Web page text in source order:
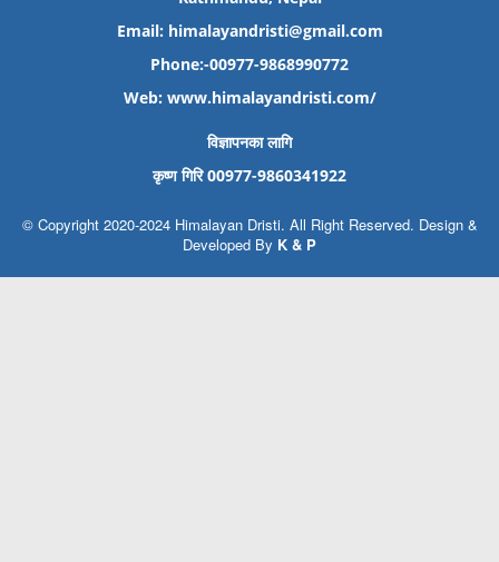
Email: himalayandristi@gmail.com
Phone:-00977-9868990772
Web: www.himalayandristi.com/
विज्ञापनका लागि
कृष्ण गिरि 00977-9860341922
© Copyright 2020-2024 Himalayan Dristi. All Right Reserved. Design &
Developed By K & P